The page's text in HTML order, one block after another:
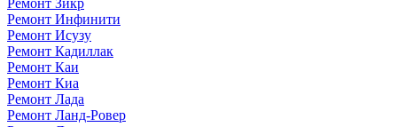
Ремонт Зикр
Ремонт Инфинити
Ремонт Исузу
Ремонт Кадиллак
Ремонт Каи
Ремонт Киа
Ремонт Лада
Ремонт Ланд-Ровер